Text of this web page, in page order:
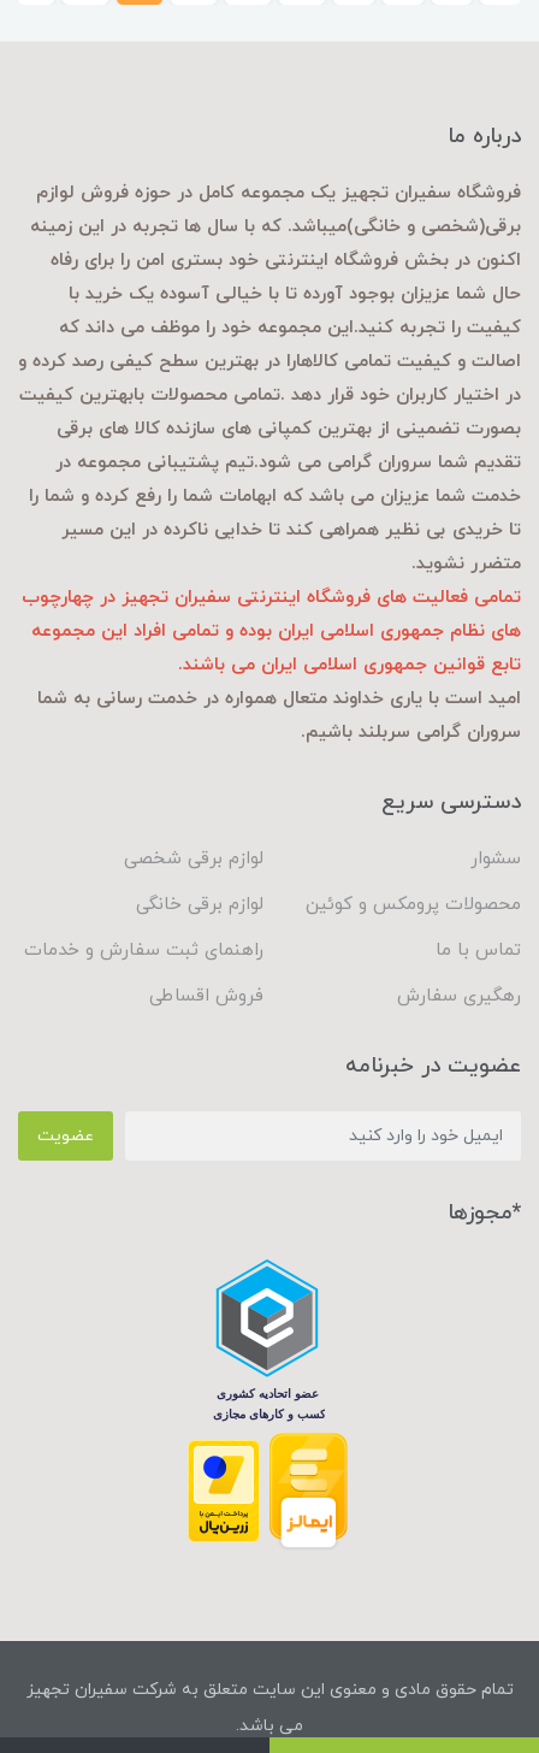
درباره ما
فروشگاه سفیران تجهیز یک مجموعه کامل در حوزه فروش لوازم
برقی(شخصی و خانگی)میباشد. که با سال ها تجربه در این زمینه
اکنون در بخش فروشگاه اینترنتی خود بستری امن را برای رفاه
حال شما عزیزان بوجود آورده تا با خیالی آسوده یک خرید با
کیفیت را تجربه کنید.این مجموعه خود را موظف می داند که
اصالت و کیفیت تمامی کالاهارا در بهترین سطح کیفی رصد کرده و
در اختیار کاربران خود قرار دهد .تمامی محصولات بابهترین کیفیت
بصورت تضمینی از بهترین کمپانی های سازنده کالا های برقی
تقدیم شما سروران گرامی می شود.تیم پشتیبانی مجموعه در
خدمت شما عزیزان می باشد که ابهامات شما را رفع کرده و شما را
تا خریدی بی نظیر همراهی کند تا خدایی ناکرده در این مسیر
متضرر نشوید.
تمامی فعالیت های فروشگاه اینترنتی سفیران تجهیز در چهارچوب
های نظام جمهوری اسلامی ایران بوده و تمامی افراد این مجموعه
تابع قوانین جمهوری اسلامی ایران می باشند.
امید است با یاری خداوند متعال همواره در خدمت رسانی به شما
سروران گرامی سربلند باشیم.
دسترسی سریع
سشوار
لوازم برقی شخصی
محصولات پرومکس و کوئین
لوازم برقی خانگی
تماس با ما
راهنمای ثبت سفارش و خدمات
رهگیری سفارش
فروش اقساطی
عضویت در خبرنامه
عضویت
*مجوزها
تمام حقوق مادی و معنوی این سایت متعلق به شرکت سفیران تجهیز
می باشد.